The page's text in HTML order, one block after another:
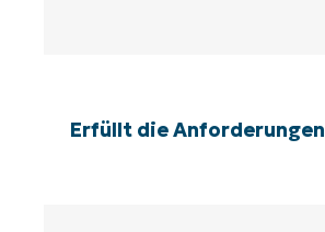
Erfüllt die Anforderungen